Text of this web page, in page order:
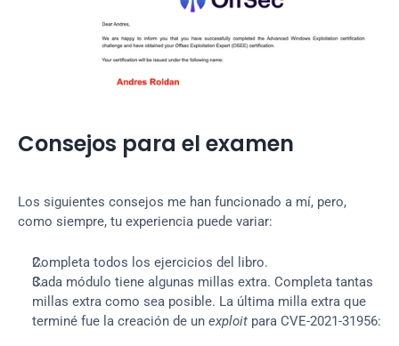
Consejos para el examen
Los siguientes consejos me han funcionado a mí, pero,
como siempre, tu experiencia puede variar:
Completa todos los ejercicios del libro.
Cada módulo tiene algunas millas extra. Completa tantas
millas extra como sea posible. La última milla extra que
terminé fue la creación de un exploit para CVE-2021-31956: